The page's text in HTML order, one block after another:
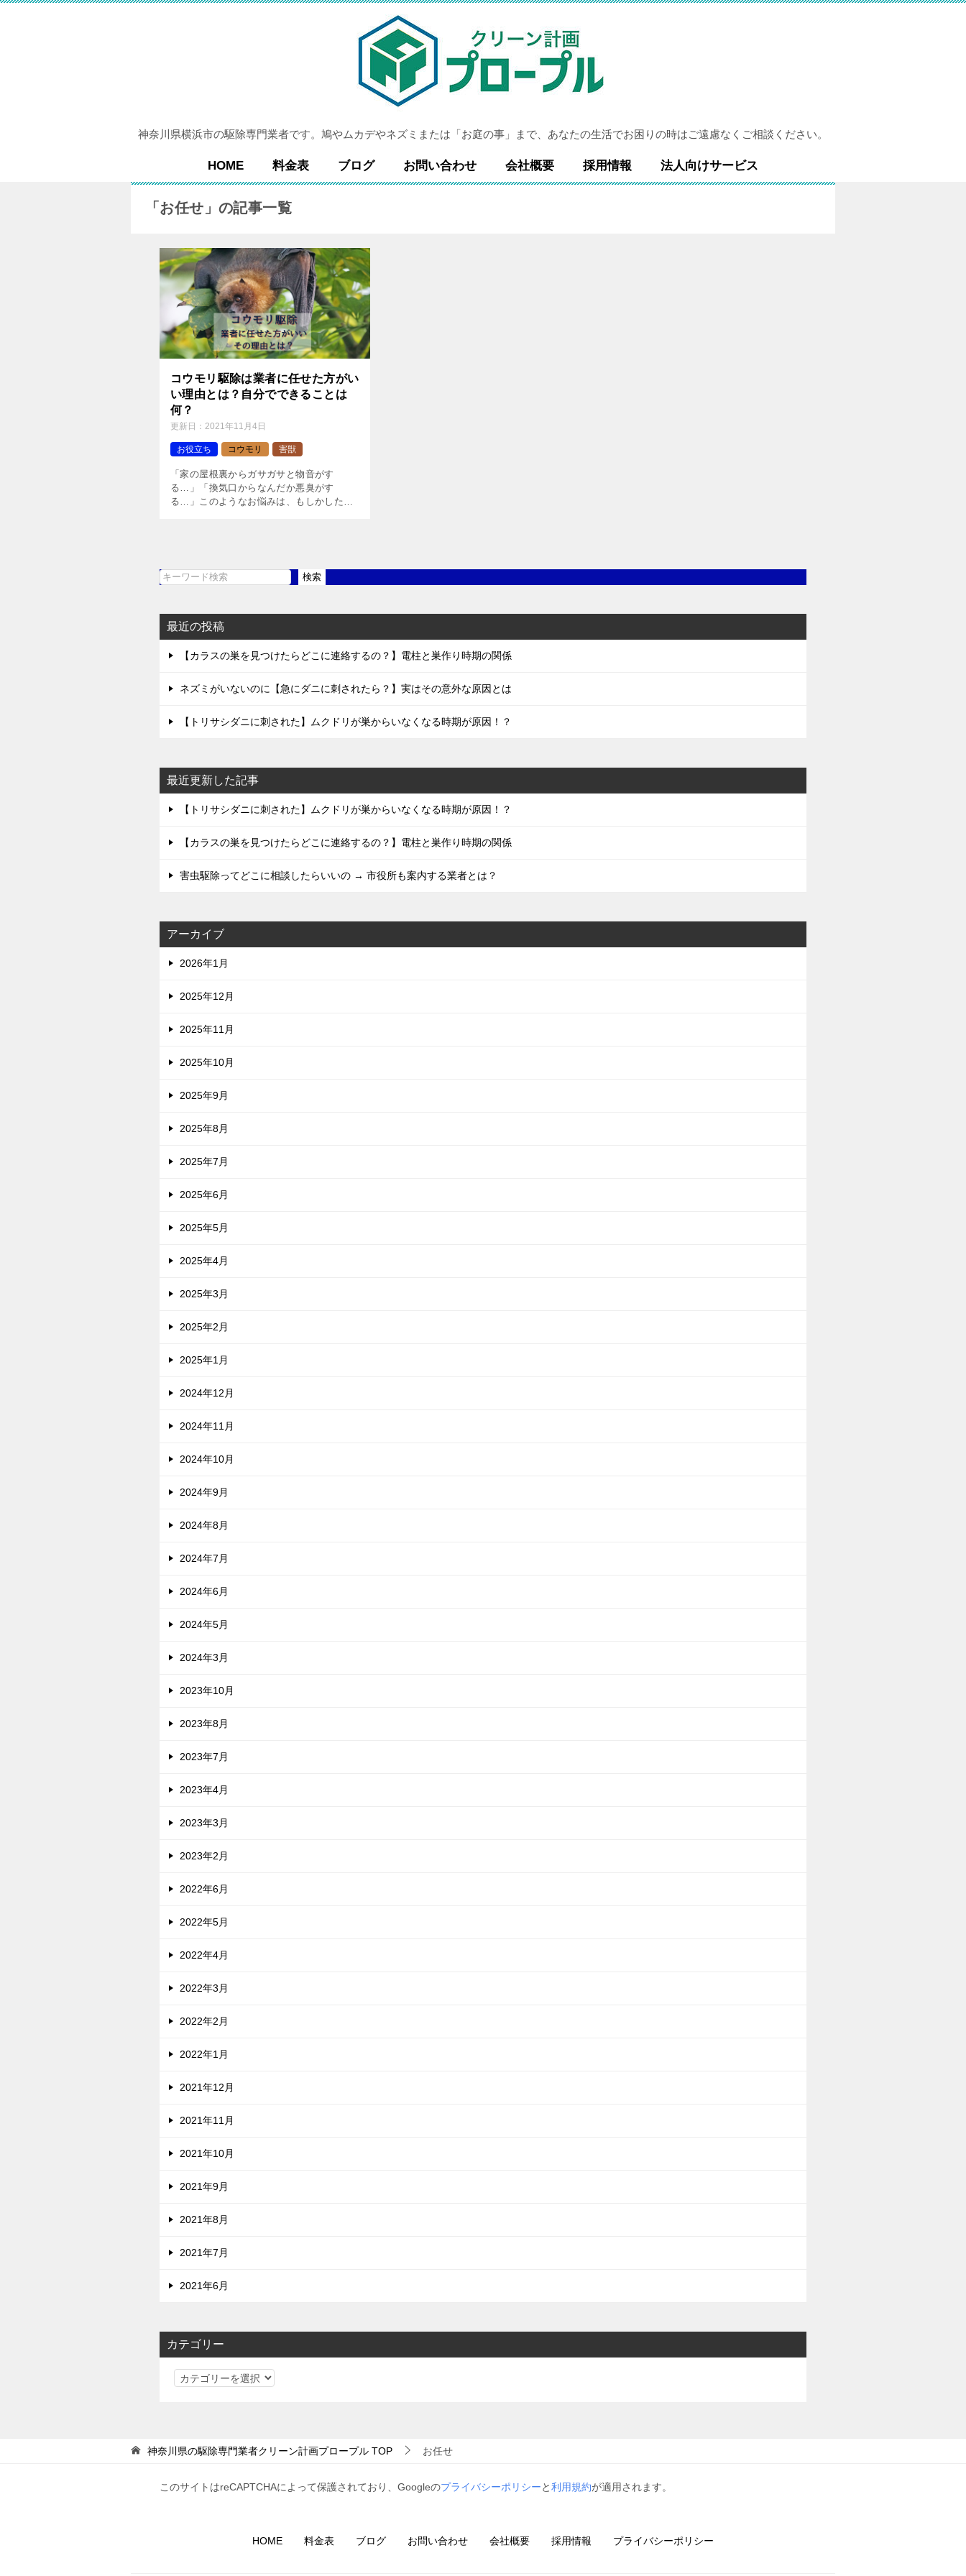
神奈川県横浜市の駆除専門業者です。鳩やムカデやネズミまたは「お庭の事」まで、あなたの生活でお困りの時はご遠慮なくご相談ください。
HOME 料金表 ブログ お問い合わせ 会社概要 採用情報 法人向けサービス
「お任せ」の記事一覧
コウモリ駆除は業者に任せた方がい
い理由とは？自分でできることは
何？
更新日： 2021年11月4日
お役立ち コウモリ 害獣
「家の屋根裏からガサガサと物音がす
る…」「換気口からなんだか悪臭がす
る…」このようなお悩みは、もしかしたら
検
検索
最近の投稿
【カラスの巣を見つけたらどこに連絡するの？】電柱と巣作り時期の関係
ネズミがいないのに【急にダニに刺されたら？】実はその意外な原因とは
【トリサシダニに刺された】ムクドリが巣からいなくなる時期が原因！？
最近更新した記事
【トリサシダニに刺された】ムクドリが巣からいなくなる時期が原因！？
【カラスの巣を見つけたらどこに連絡するの？】電柱と巣作り時期の関係
害虫駆除ってどこに相談したらいいの → 市役所も案内する業者とは？
アーカイブ
2026年1月
2025年12月
2025年11月
2025年10月
2025年9月
2025年8月
2025年7月
2025年6月
2025年5月
2025年4月
2025年3月
2025年2月
2025年1月
2024年12月
2024年11月
2024年10月
2024年9月
2024年8月
2024年7月
2024年6月
2024年5月
2024年3月
2023年10月
2023年8月
2023年7月
2023年4月
2023年3月
2023年2月
2022年6月
2022年5月
2022年4月
2022年3月
2022年2月
2022年1月
2021年12月
2021年11月
2021年10月
2021年9月
2021年8月
2021年7月
2021年6月
カテゴリー
カ
ー
神奈川県の駆除専門業者クリーン計画プロープル TOP お任せ
このサイトはreCAPTCHAによって保護されており、Googleのプライバシーポリシーと利用規約が適用されます。
HOME 料金表 ブログ お問い合わせ 会社概要 採用情報 プライバシーポリシー